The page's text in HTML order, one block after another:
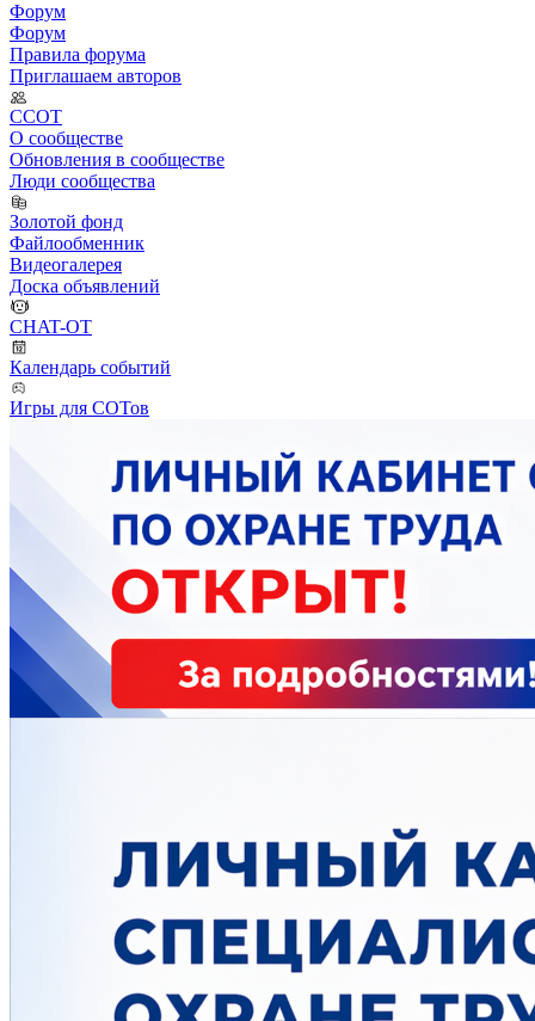
Форум
Форум
Правила форума
Приглашаем авторов
ССОТ
О сообществе
Обновления в сообществе
Люди сообщества
Золотой фонд
Файлообменник
Видеогалерея
Доска объявлений
CHAT-OT
Календарь событий
Игры для СОТов